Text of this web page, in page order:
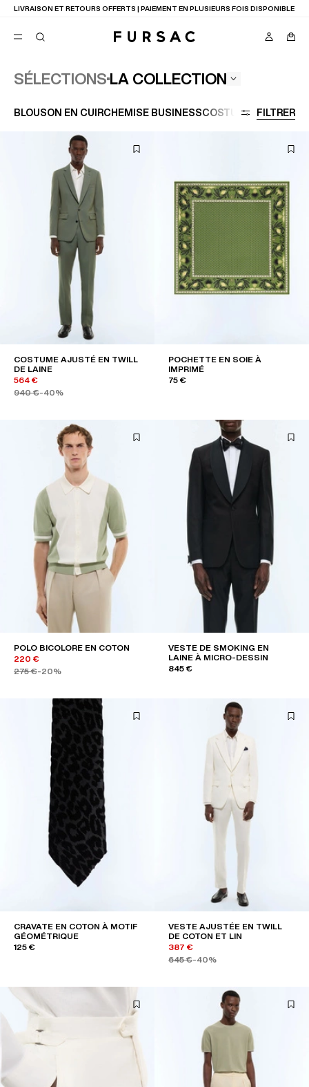
LIVRAISON ET RETOURS OFFERTS | PAIEMENT EN PLUSIEURS FOIS DISPONIBLE
SÉLECTIONS LA COLLECTION
BLOUSON EN CUIRCHEMISE BUSINESSCOSTUME LAINE
FILTRER
COSTUME AJUSTÉ EN TWILL
DE LAINE
564 €
940 €-40%
POCHETTE EN SOIE À
IMPRIMÉ
75 €
POLO BICOLORE EN COTON
220 €
275 €-20%
VESTE DE SMOKING EN
LAINE À MICRO-DESSIN
845 €
CRAVATE EN COTON À MOTIF
GÉOMÉTRIQUE
125 €
VESTE AJUSTÉE EN TWILL
DE COTON ET LIN
387 €
645 €-40%
SUGGESTIONS
MEILLEURES VENTES
NOUVELLE COLLECTION
LAST CHANCE